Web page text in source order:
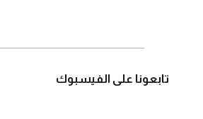
تابعونا على الفيسبوك